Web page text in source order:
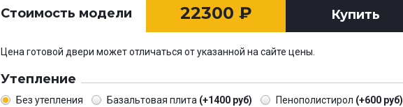
Стоимость модели 22300 ₽ Купить
Цена готовой двери может отличаться от указанной на сайте цены.
Утепление
Без утепления Базальтовая плита (+1400 руб) Пенополистирол (+600 руб)